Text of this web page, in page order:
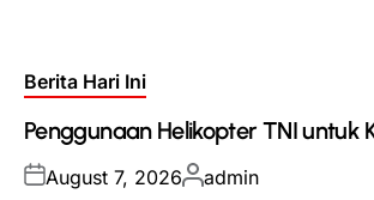
Posted
Berita Hari Ini
Penggunaan Helikopter TNI untuk
Posted
August 7, 2026Posted
admin